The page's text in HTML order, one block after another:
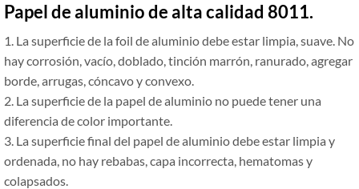
Papel de aluminio de alta calidad 8011.
1. La superficie de la foil de aluminio debe estar limpia, suave. No
hay corrosión, vacío, doblado, tinción marrón, ranurado, agregar
borde, arrugas, cóncavo y convexo.
2. La superficie de la papel de aluminio no puede tener una
diferencia de color importante.
3. La superficie final del papel de aluminio debe estar limpia y
ordenada, no hay rebabas, capa incorrecta, hematomas y
colapsados.